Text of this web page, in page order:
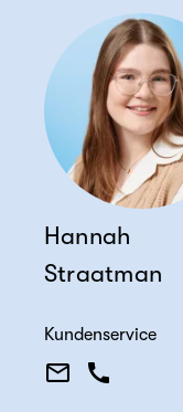
Hannah
Straatman
Kundenservice